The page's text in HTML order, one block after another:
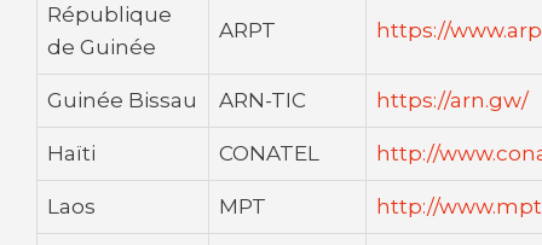
République
de Guinée
ARPT https://
Guinée Bissau ARN-TIC https://arn.gw/
Haïti CONATEL http://
Laos MPT http://